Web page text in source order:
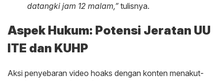
datangki jam 12 malam,”tulisnya.
Aspek Hukum: Potensi Jeratan UU
ITE dan KUHP
Aksi penyebaran video hoaks dengan konten menakut-